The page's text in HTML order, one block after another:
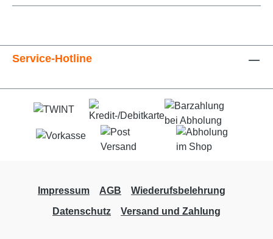
Service-Hotline
Impressum AGB
Wiederufsbelehrung
Datenschutz
Versand und Zahlung